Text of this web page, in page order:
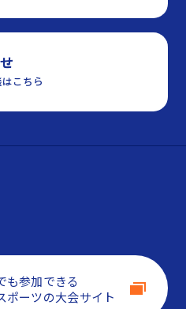
こちら
も参加できる
ポーツの大会サイト